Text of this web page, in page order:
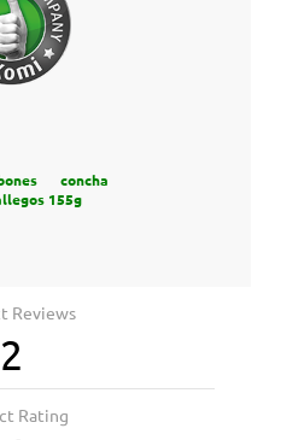
concha
155g
Reviews
2
Rating